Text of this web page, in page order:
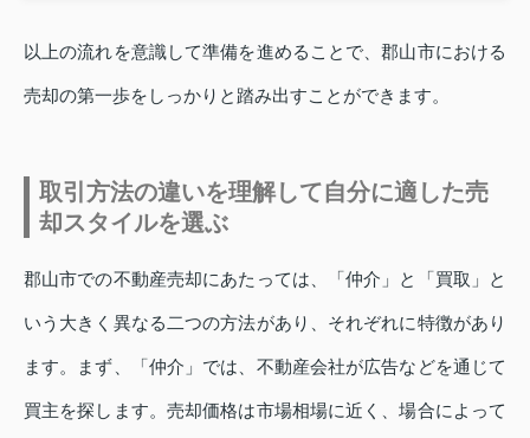
以上の流れを意識して準備を進めることで、郡山市における
売却の第一歩をしっかりと踏み出すことができます。
取引方法の違いを理解して自分に適した売
却スタイルを選ぶ
郡山市での不動産売却にあたっては、「仲介」と「買取」と
いう大きく異なる二つの方法があり、それぞれに特徴があり
ます。まず、「仲介」では、不動産会社が広告などを通じて
買主を探します。売却価格は市場相場に近く、場合によって